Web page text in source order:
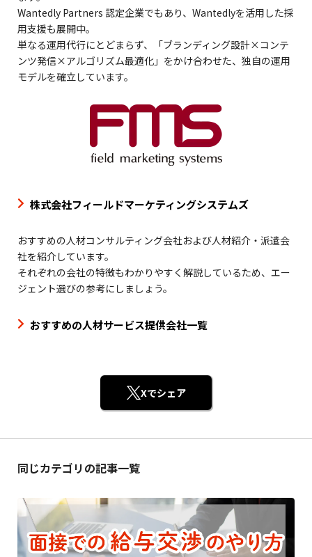
Wantedly Partners 認定企業でもあり、Wantedlyを活用した採
用支援も展開中。
単なる運用代行にとどまらず、「ブランディング設計×コンテ
ンツ発信×アルゴリズム最適化」をかけ合わせた、独自の運用
モデルを確立しています。
株式会社フィールドマーケティングシステムズ
おすすめの人材コンサルティング会社および人材紹介・派遣会
社を紹介しています。
それぞれの会社の特徴もわかりやすく解説しているため、エー
ジェント選びの参考にしましょう。
おすすめの人材サービス提供会社一覧
Xでシェア
同じカテゴリの記事一覧